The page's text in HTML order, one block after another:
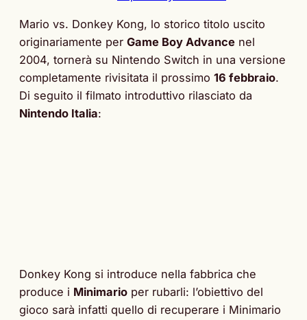
Mario vs. Donkey Kong, lo storico titolo uscito
originariamente per Game Boy Advance nel
2004, tornerà su Nintendo Switch in una versione
completamente rivisitata il prossimo 16 febbraio.
Di seguito il filmato introduttivo rilasciato da
Nintendo Italia:
Donkey Kong si introduce nella fabbrica che
produce i Minimario per rubarli: l’obiettivo del
gioco sarà infatti quello di recuperare i Minimario